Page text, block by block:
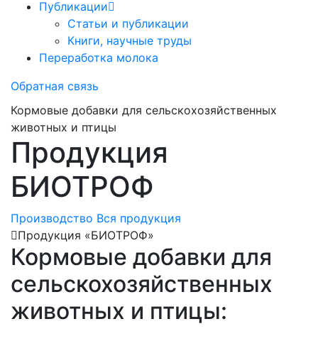
Публикации
Статьи и публикации
Книги, научные труды
Переработка молока
Обратная связь
Кормовые добавки для сельскохозяйственных
животных и птицы
Продукция
БИОТРОФ
Производство Вся продукция
Продукция «БИОТРОФ»
Кормовые добавки для
сельскохозяйственных
животных и птицы: